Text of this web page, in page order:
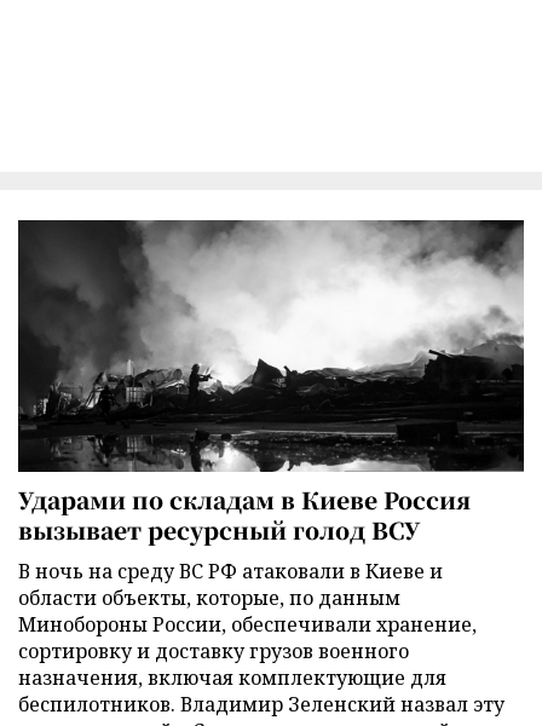
Ударами по складам в Киеве Россия
вызывает ресурсный голод ВСУ
В ночь на среду ВС РФ атаковали в Киеве и
области объекты, которые, по данным
Минобороны России, обеспечивали хранение,
сортировку и доставку грузов военного
назначения, включая комплектующие для
беспилотников. Владимир Зеленский назвал эту